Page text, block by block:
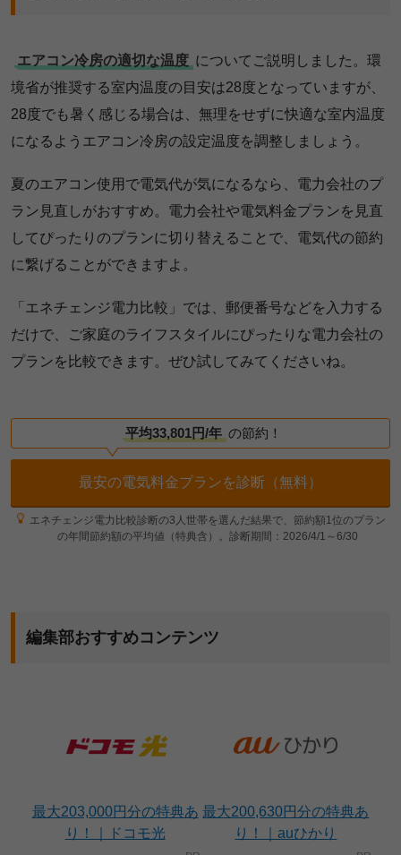
エアコン冷房の適切な温度 についてご説明しました。環
境省が推奨する室内温度の目安は28度となっていますが、
28度でも暑く感じる場合は、無理をせずに快適な室内温度
になるようエアコン冷房の設定温度を調整しましょう。
夏のエアコン使用で電気代が気になるなら、電力会社のプ
ラン見直しがおすすめ。電力会社や電気料金プランを見直
してぴったりのプランに切り替えることで、電気代の節約
に繋げることができますよ。
「エネチェンジ電力比較」では、郵便番号などを入力する
だけで、ご家庭のライフスタイルにぴったりな電力会社の
プランを比較できます。ぜひ試してみてくださいね。
平均33,801円/年 の節約！
最安の電気料金プランを診断（無料）
エネチェンジ電力比較診断の3人世帯を選んだ結果で、節約額1位のプラン
の年間節約額の平均値（特典含）。診断期間：2026/4/1～6/30
編集部おすすめコンテンツ
最大203,000円分の特典あ
り！｜ドコモ光
最大200,630円分の特典あ
り！｜auひかり